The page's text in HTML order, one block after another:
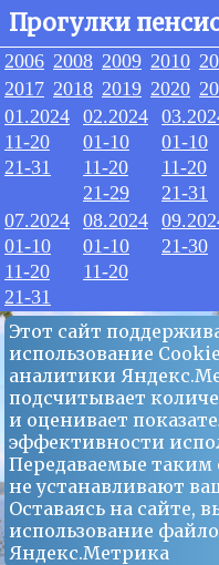
Прогулки
2006 2008 2009 2010
2017 2018 2019 2020
01.2024
11-20
21-31
02.2024
01-10
11-20
21-29
01-10
11-20
21-31
07.2024
01-10
11-20
21-31
08.2024
01-10
11-20
21-30
Этот сайт
использование
аналитики
подсчитывает
и оценивает
эффективности
Передаваемые таким
не устанавливают
Оставаясь на сайте,
использование
Яндекс.Метрика